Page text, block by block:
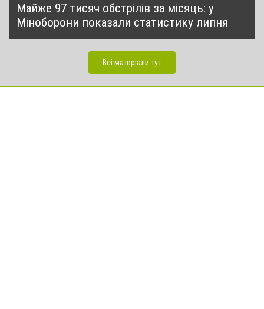
Майже 97 тисяч обстрілів за місяць: у
Міноборони показали статистику липня
Всі матеріали тут